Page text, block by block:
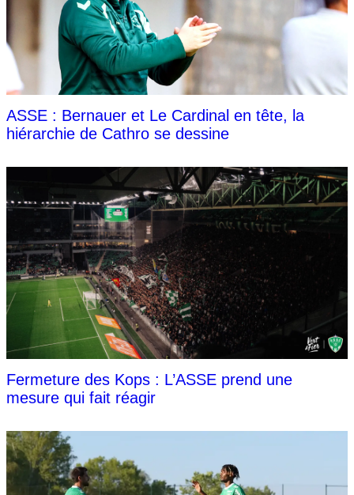
ASSE : Bernauer et Le Cardinal en tête, la
hiérarchie de Cathro se dessine
Fermeture des Kops : L’ASSE prend une
mesure qui fait réagir